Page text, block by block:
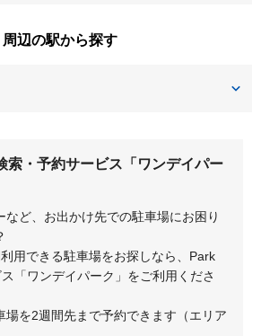
五領町
周辺の駅から探す
索・予約サービス「ワンデイパー
など、お出かけ先での駐車場にお困り
用できる駐車場をお探しなら、Park
「ワンデイパーク」をご利用くださ
場を2週間先まで予約できます（エリア